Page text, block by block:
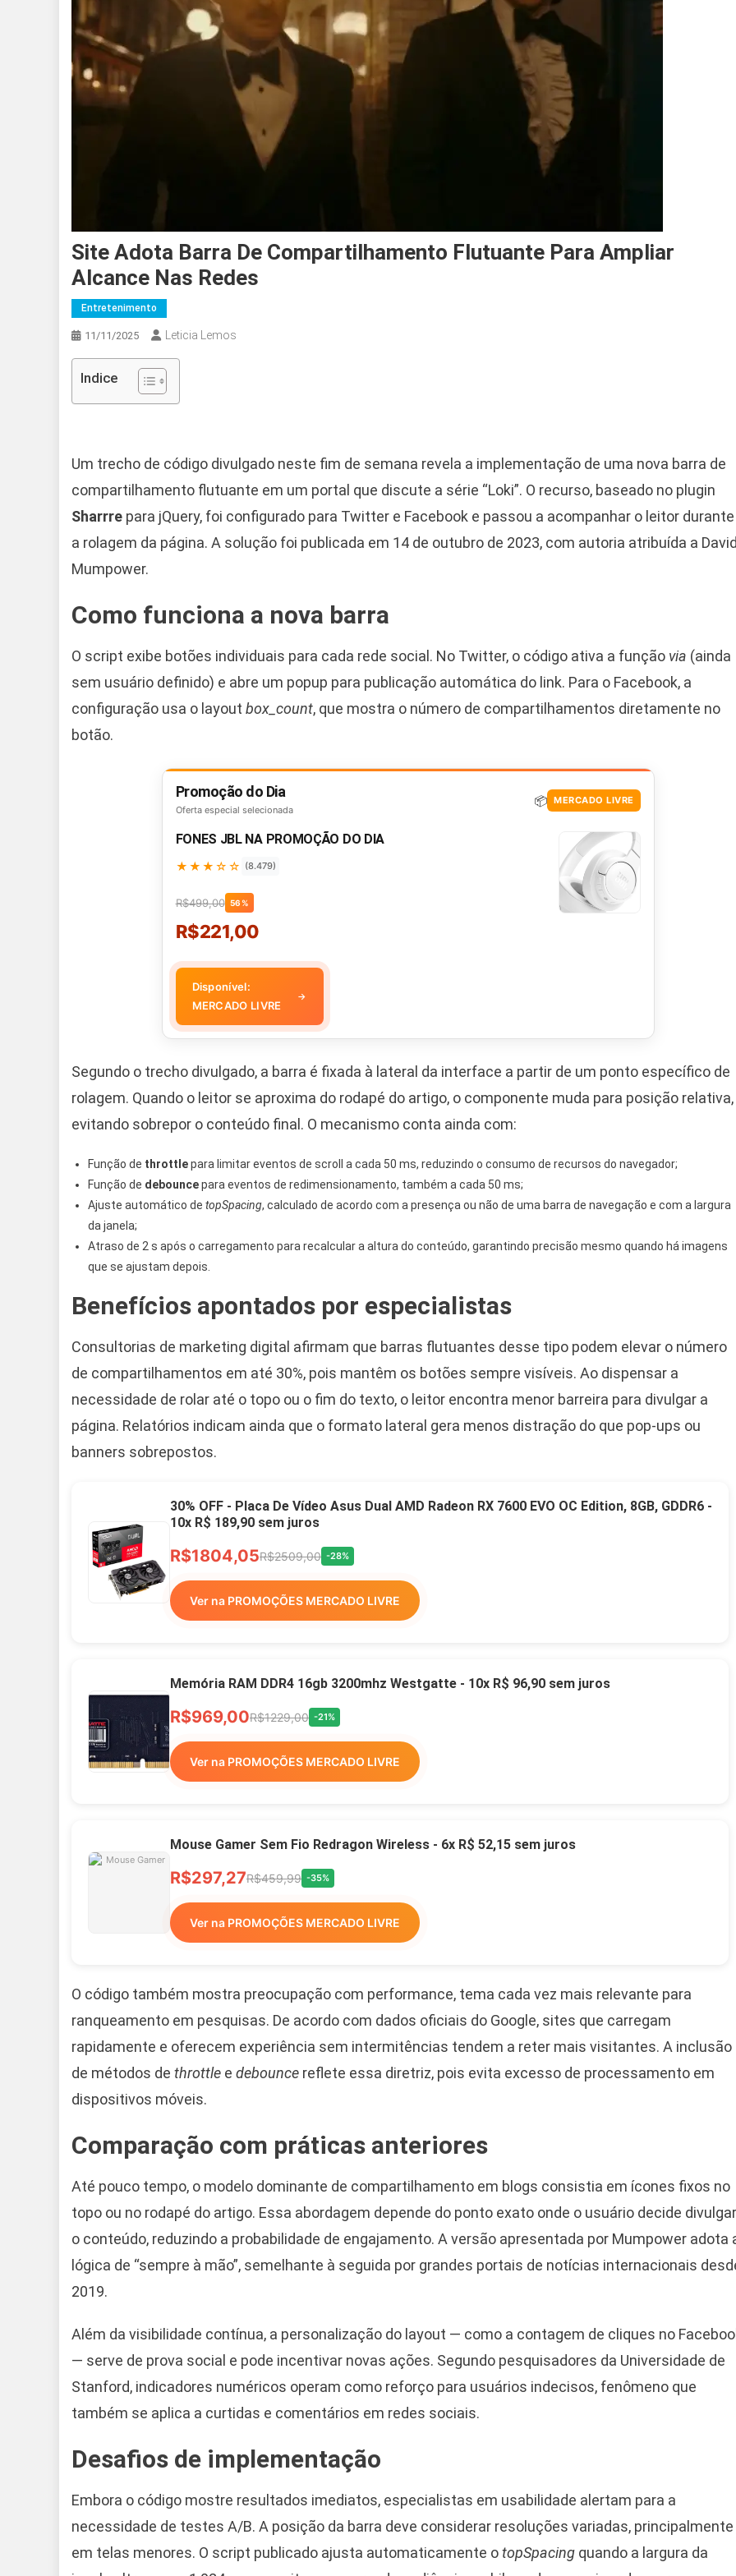
Site Adota Barra De Compartilhamento Flutuante Para Ampliar
Alcance Nas Redes
Entretenimento
11/11/2025 Leticia Lemos
Indice
Um trecho de código divulgado neste fim de semana revela a implementação de uma nova barra de
compartilhamento flutuante em um portal que discute a série “Loki”. O recurso, baseado no plugin
Sharrre para jQuery, foi configurado para Twitter e Facebook e passou a acompanhar o leitor durante
a rolagem da página. A solução foi publicada em 14 de outubro de 2023, com autoria atribuída a David
Mumpower.
Como funciona a nova barra
O script exibe botões individuais para cada rede social. No Twitter, o código ativa a função via (ainda
sem usuário definido) e abre um popup para publicação automática do link. Para o Facebook, a
configuração usa o layout box_count, que mostra o número de compartilhamentos diretamente no
botão.
Promoção do Dia
Oferta especial selecionada
📦 MERCADO LIVRE
FONES JBL NA PROMOÇÃO DO DIA
★★★☆☆ (8.479)
R$499,00 56%
R$221,00
Disponível:
MERCADO LIVRE
→
Segundo o trecho divulgado, a barra é fixada à lateral da interface a partir de um ponto específico de
rolagem. Quando o leitor se aproxima do rodapé do artigo, o componente muda para posição relativa,
evitando sobrepor o conteúdo final. O mecanismo conta ainda com:
Função de throttlepara limitar eventos de scroll a cada 50 ms, reduzindo o consumo de recursos do navegador;
Função de debouncepara eventos de redimensionamento, também a cada 50 ms;
Ajuste automático de topSpacing, calculado de acordo com a presença ou não de uma barra de navegação e com a largura
da janela;
Atraso de 2 s após o carregamento para recalcular a altura do conteúdo, garantindo precisão mesmo quando há imagens
que se ajustam depois.
Benefícios apontados por especialistas
Consultorias de marketing digital afirmam que barras flutuantes desse tipo podem elevar o número
de compartilhamentos em até 30%, pois mantêm os botões sempre visíveis. Ao dispensar a
necessidade de rolar até o topo ou o fim do texto, o leitor encontra menor barreira para divulgar a
página. Relatórios indicam ainda que o formato lateral gera menos distração do que pop-ups ou
banners sobrepostos.
30% OFF - Placa De Vídeo Asus Dual AMD Radeon RX 7600 EVO OC Edition, 8GB, GDDR6 -
10x R$ 189,90 sem juros
R$1804,05R$2509,00 -28%
Ver na PROMOÇÕES MERCADO LIVRE
Memória RAM DDR4 16gb 3200mhz Westgatte - 10x R$ 96,90 sem juros
R$969,00R$1229,00 -21%
Ver na PROMOÇÕES MERCADO LIVRE
Mouse Gamer Sem Fio Redragon Wireless - 6x R$ 52,15 sem juros
R$297,27R$459,99 -35%
Ver na PROMOÇÕES MERCADO LIVRE
O código também mostra preocupação com performance, tema cada vez mais relevante para
ranqueamento em pesquisas. De acordo com dados oficiais do Google, sites que carregam
rapidamente e oferecem experiência sem intermitências tendem a reter mais visitantes. A inclusão
de métodos de throttle e debounce reflete essa diretriz, pois evita excesso de processamento em
dispositivos móveis.
Comparação com práticas anteriores
Até pouco tempo, o modelo dominante de compartilhamento em blogs consistia em ícones fixos no
topo ou no rodapé do artigo. Essa abordagem depende do ponto exato onde o usuário decide divulgar
o conteúdo, reduzindo a probabilidade de engajamento. A versão apresentada por Mumpower adota
lógica de “sempre à mão”, semelhante à seguida por grandes portais de notícias internacionais
2019.
Além da visibilidade contínua, a personalização do layout — como a contagem de cliques no
— serve de prova social e pode incentivar novas ações. Segundo pesquisadores da Universidade de
Stanford, indicadores numéricos operam como reforço para usuários indecisos, fenômeno que
também se aplica a curtidas e comentários em redes sociais.
Desafios de implementação
Embora o código mostre resultados imediatos, especialistas em usabilidade alertam para a
necessidade de testes A/B. A posição da barra deve considerar resoluções variadas, principalmente
em telas menores. O script publicado ajusta automaticamente otopSpacing quando a largura da